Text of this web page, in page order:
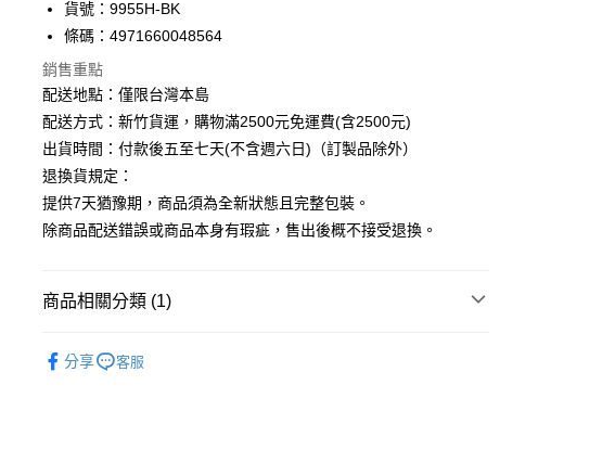
悠遊付
ATM付款
運送方式
下單前請先詢問庫存
每筆NT$130，滿NT$2,500(含以上)免運費
貨號：9955H-BK
條碼：4971660048564
銷售重點
配送地點：僅限台灣本島
配送方式：新竹貨運，購物滿2500元免運費(含2500元)
出貨時間：付款後五至七天(不含週六日)（訂製品除外）
退換貨規定：
提供7天猶豫期，商品須為全新狀態且完整包裝。
除商品配送錯誤或商品本身有瑕疵，售出後概不接受退換。
商品相關分類 (1)
分享
客服